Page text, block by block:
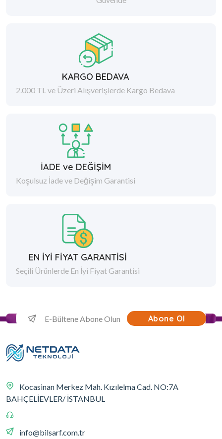
KARGO BEDAVA
2.000 TL ve Üzeri Alışverişlerde Kargo Bedava
İADE ve DEĞİŞİM
Koşulsuz İade ve Değişim Garantisi
EN İYİ FİYAT GARANTİSİ
Seçili Ürünlerde En İyi Fiyat Garantisi
Abone Ol
Kocasinan Merkez Mah. Kızılelma Cad. NO:7A
BAHÇELİEVLER/ İSTANBUL
info@bilsarf.com.tr